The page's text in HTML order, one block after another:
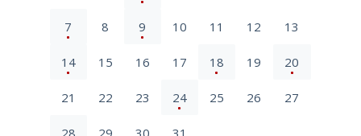
7 8 9 10 11 12 13
14 15 16 17 18 19 20
21 22 23 24 25 26 27
28 29 30 31